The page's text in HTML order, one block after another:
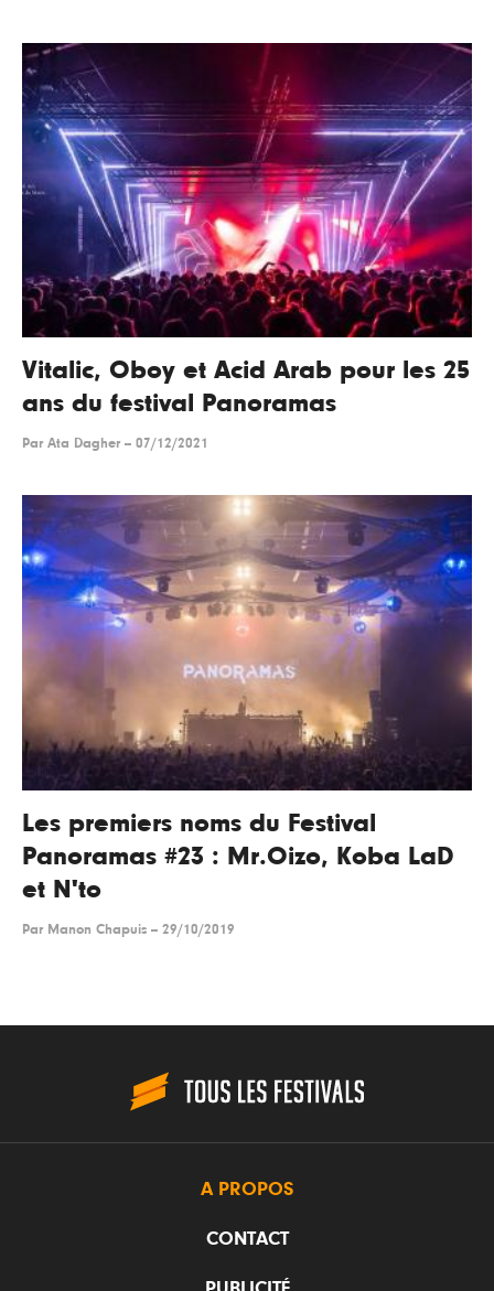
Vitalic, Oboy et Acid Arab pour les 25
ans du festival Panoramas
Par Ata Dagher -- 07/12/2021
Les premiers noms du Festival
Panoramas #23 : Mr.Oizo, Koba LaD
et N'to
Par Manon Chapuis -- 29/10/2019
A PROPOS
CONTACT